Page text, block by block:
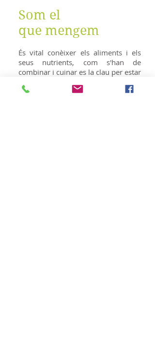
Som el
que mengem
És vital conèixer els aliments i els
seus nutrients, com s'han de
combinar i cuinar es la clau per estar
funcionament del nostre cos i